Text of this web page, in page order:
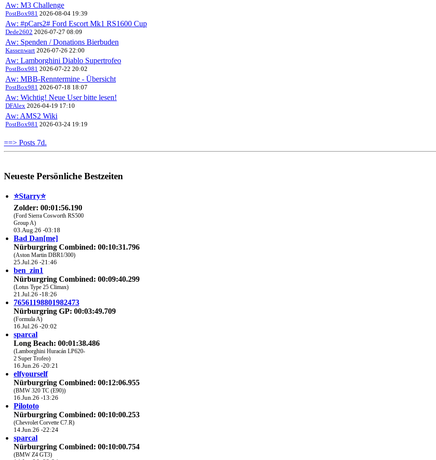
Aw: M3 Challenge
PostBox981 2026-08-04 19:39
Aw: #pCars2# Ford Escort Mk1 RS1600 Cup
Dede2602 2026-07-27 08:09
Aw: Spenden / Donations Bierbuden
Kassenwart 2026-07-26 22:00
Aw: Lamborghini Diablo Supertrofeo
PostBox981 2026-07-22 20:02
Aw: MBB-Renntermine - Übersicht
PostBox981 2026-07-18 18:07
Aw: Wichtig! Neue User bitte lesen!
DFAlex 2026-04-19 17:10
Aw: AMS2 Wiki
PostBox981 2026-03-24 19:19
==> Posts 7d.
Neueste Persönliche Bestzeiten
⭐️Starry⭐
Zolder: 00:01:56.190
(Ford Sierra Cosworth RS500
Group A)
03.Aug.26 -03:18
Bad Dan[me]
Nürburgring Combined: 00:10:31.796
(Aston Martin DBR1/300)
25.Jul.26 -21:46
ben_zin1
Nürburgring Combined: 00:09:40.299
(Lotus Type 25 Climax)
21.Jul.26 -18:26
76561198801982473
Nürburgring GP: 00:03:49.709
(Formula A)
16.Jul.26 -20:02
sparcal
Long Beach: 00:01:38.486
(Lamborghini Huracán LP620-
2 Super Trofeo)
16.Jun.26 -20:21
elfyourself
Nürburgring Combined: 00:12:06.955
(BMW 320 TC (E90))
16.Jun.26 -13:26
Pilototo
Nürburgring Combined: 00:10:00.253
(Chevrolet Corvette C7.R)
14.Jun.26 -22:24
sparcal
Nürburgring Combined: 00:10:00.754
(BMW Z4 GT3)